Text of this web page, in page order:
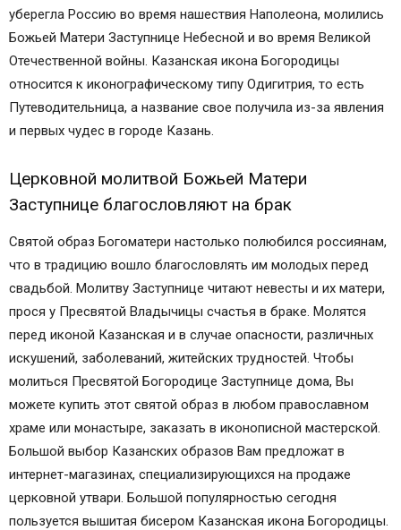
уберегла Россию во время нашествия Наполеона, молились
Божьей Матери Заступнице Небесной и во время Великой
Отечественной войны. Казанская икона Богородицы
относится к иконографическому типу Одигитрия, то есть
Путеводительница, а название свое получила из-за явления
и первых чудес в городе Казань.
Церковной молитвой Божьей Матери
Заступнице благословляют на брак
Святой образ Богоматери настолько полюбился россиянам,
что в традицию вошло благословлять им молодых перед
свадьбой. Молитву Заступнице читают невесты и их матери,
прося у Пресвятой Владычицы счастья в браке. Молятся
перед иконой Казанская и в случае опасности, различных
искушений, заболеваний, житейских трудностей. Чтобы
молиться Пресвятой Богородице Заступнице дома, Вы
можете купить этот святой образ в любом православном
храме или монастыре, заказать в иконописной мастерской.
Большой выбор Казанских образов Вам предложат в
интернет-магазинах, специализирующихся на продаже
церковной утвари. Большой популярностью сегодня
пользуется вышитая бисером Казанская икона Богородицы.